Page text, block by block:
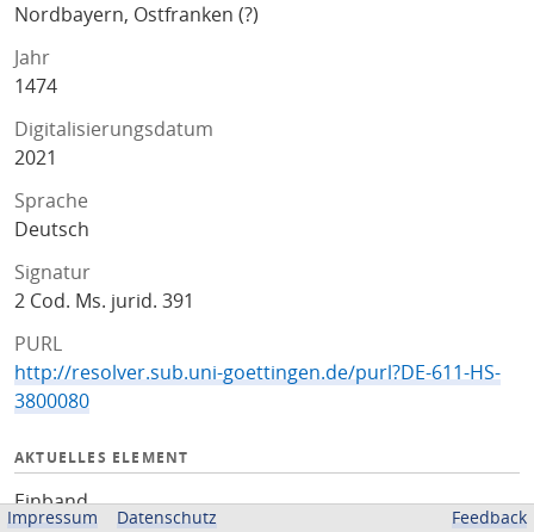
Nordbayern, Ostfranken (?)
Jahr
1474
Digitalisierungsdatum
2021
Sprache
Deutsch
Signatur
2 Cod. Ms. jurid. 391
PURL
http://resolver.sub.uni-goettingen.de/purl?DE-611-HS-
3800080
AKTUELLES ELEMENT
Einband
Impressum Datenschutz Feedback